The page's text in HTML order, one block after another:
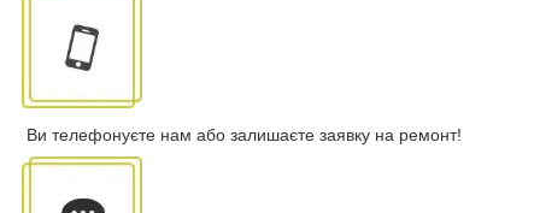
Ви телефонуєте нам або залишаєте заявку на ремонт!